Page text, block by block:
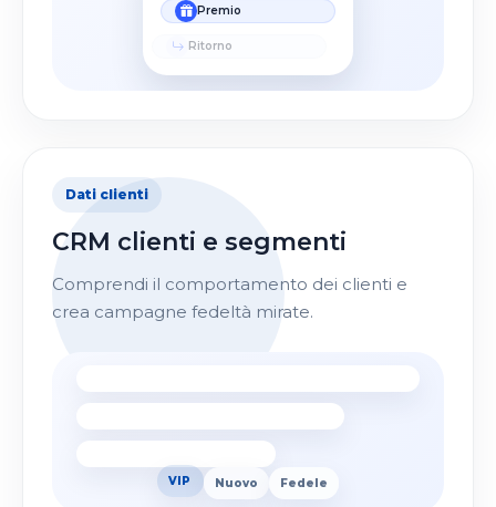
Premio
Ritorno
Dati clienti
CRM clienti e segmenti
Comprendi il comportamento dei clienti e
crea campagne fedeltà mirate.
VIP Nuovo Fedele